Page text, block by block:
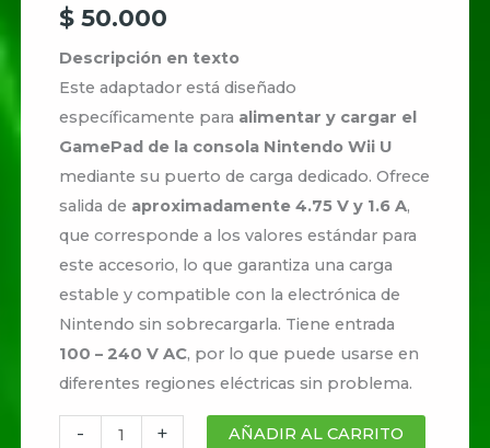
$ 50.000
Descripción en texto
Este adaptador está diseñado
específicamente para alimentar y cargar el
GamePad de la consola Nintendo Wii U
mediante su puerto de carga dedicado. Ofrece
salida de aproximadamente 4.75 V y 1.6 A,
que corresponde a los valores estándar para
este accesorio, lo que garantiza una carga
estable y compatible con la electrónica de
Nintendo sin sobrecargarla. Tiene entrada
100 – 240 V AC, por lo que puede usarse en
diferentes regiones eléctricas sin problema.
- + AÑADIR AL CARRITO